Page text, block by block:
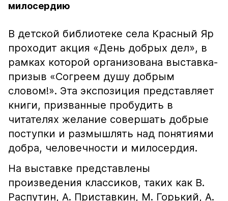
милосердию
В детской библиотеке села Красный Яр
проходит акция «День добрых дел», в
рамках которой организована выставка-
призыв «Согреем душу добрым
словом!». Эта экспозиция представляет
книги, призванные пробудить в
читателях желание совершать добрые
поступки и размышлять над понятиями
добра, человечности и милосердия.
На выставке представлены
произведения классиков, таких как В.
Распутин, А. Приставкин, М. Горький, А.